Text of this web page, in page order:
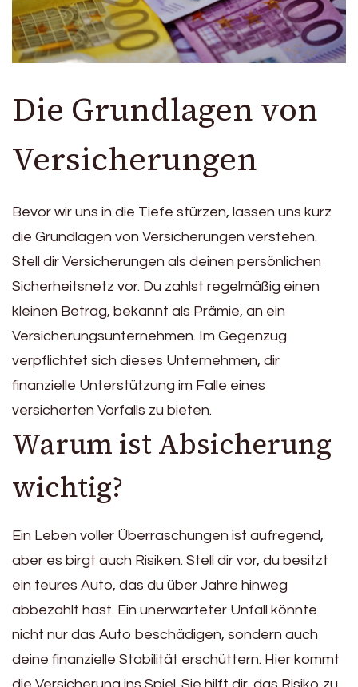
Die Grundlagen von
Versicherungen
Bevor wir uns in die Tiefe stürzen, lassen uns kurz
die Grundlagen von Versicherungen verstehen.
Stell dir Versicherungen als deinen persönlichen
Sicherheitsnetz vor. Du zahlst regelmäßig einen
kleinen Betrag, bekannt als Prämie, an ein
Versicherungsunternehmen. Im Gegenzug
verpflichtet sich dieses Unternehmen, dir
finanzielle Unterstützung im Falle eines
versicherten Vorfalls zu bieten.
Warum ist Absicherung
wichtig?
Ein Leben voller Überraschungen ist aufregend,
aber es birgt auch Risiken. Stell dir vor, du besitzt
ein teures Auto, das du über Jahre hinweg
abbezahlt hast. Ein unerwarteter Unfall könnte
nicht nur das Auto beschädigen, sondern auch
deine finanzielle Stabilität erschüttern. Hier kommt
die Versicherung ins Spiel. Sie hilft dir, das Risiko zu